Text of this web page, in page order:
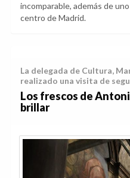
incomparable, además de
centro de Madrid.
La delegada de Cultura,
realizado una visita de
Los frescos de
brillar